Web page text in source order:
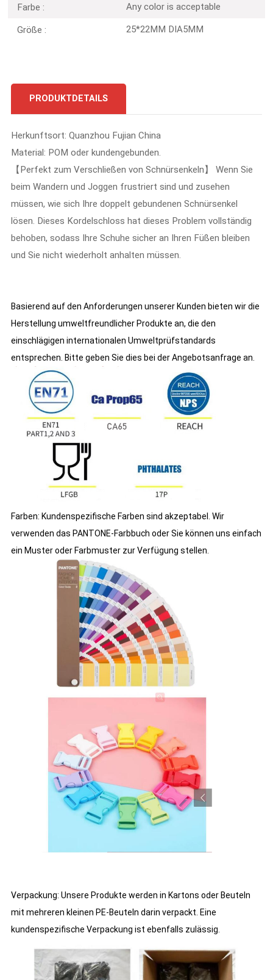
Farbe : Any color is acceptable
Größe : 25*22MM DIA5MM
PRODUKTDETAILS
Herkunftsort: Quanzhou Fujian China
Material: POM oder kundengebunden.
【Perfekt zum Verschließen von Schnürsenkeln】 Wenn Sie
beim Wandern und Joggen frustriert sind und zusehen
müssen, wie sich Ihre doppelt gebundenen Schnürsenkel
lösen. Dieses Kordelschloss hat dieses Problem vollständig
behoben, sodass Ihre Schuhe sicher an Ihren Füßen bleiben
und Sie nicht wiederholt anhalten müssen.
Basierend auf den Anforderungen unserer Kunden bieten wir die
Herstellung umweltfreundlicher Produkte an, die den
einschlägigen internationalen Umweltprüfstandards
entsprechen. Bitte geben Sie dies bei der Angebotsanfrage an.
Farben: Kundenspezifische Farben sind akzeptabel. Wir
verwenden das PANTONE-Farbbuch oder Sie können uns einfach
ein Muster oder Farbmuster zur Verfügung stellen.
Verpackung: Unsere Produkte werden in Kartons oder Beuteln
mit mehreren kleinen PE-Beuteln darin verpackt. Eine
kundenspezifische Verpackung ist ebenfalls zulässig.